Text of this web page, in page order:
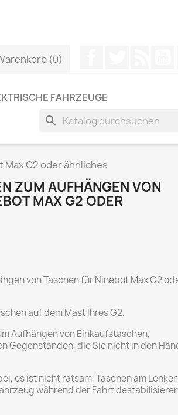
(0)
FAHRZEUGE
search
G2 oder ähnliches
ZUM AUFHÄNGEN VON
MAX G2 ODER
von Taschen für Ninebot Max G2
auf dem Mast Ihres G2.
Aufhängen von Einkaufstaschen,
Gegenständen, die Sie nicht in den
es ist nicht ratsam, Taschen am Lenker
während der Fahrt